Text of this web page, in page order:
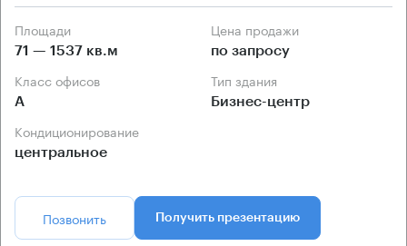
Площади
71 — 1537 кв.м
Цена продажи
по запросу
Класс офисов
А
Тип здания
Бизнес-центр
Кондиционирование
центральное
Позвонить Получить презентацию